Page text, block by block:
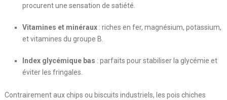
procurent une sensation de satiété.
Vitamines et minéraux: riches en fer, magnésium, potassium,
et vitamines du groupe B.
Index glycémique bas : parfaits pour stabiliser la glycémie et
éviter les fringales.
Contrairement aux chips ou biscuits industriels, les pois chiches